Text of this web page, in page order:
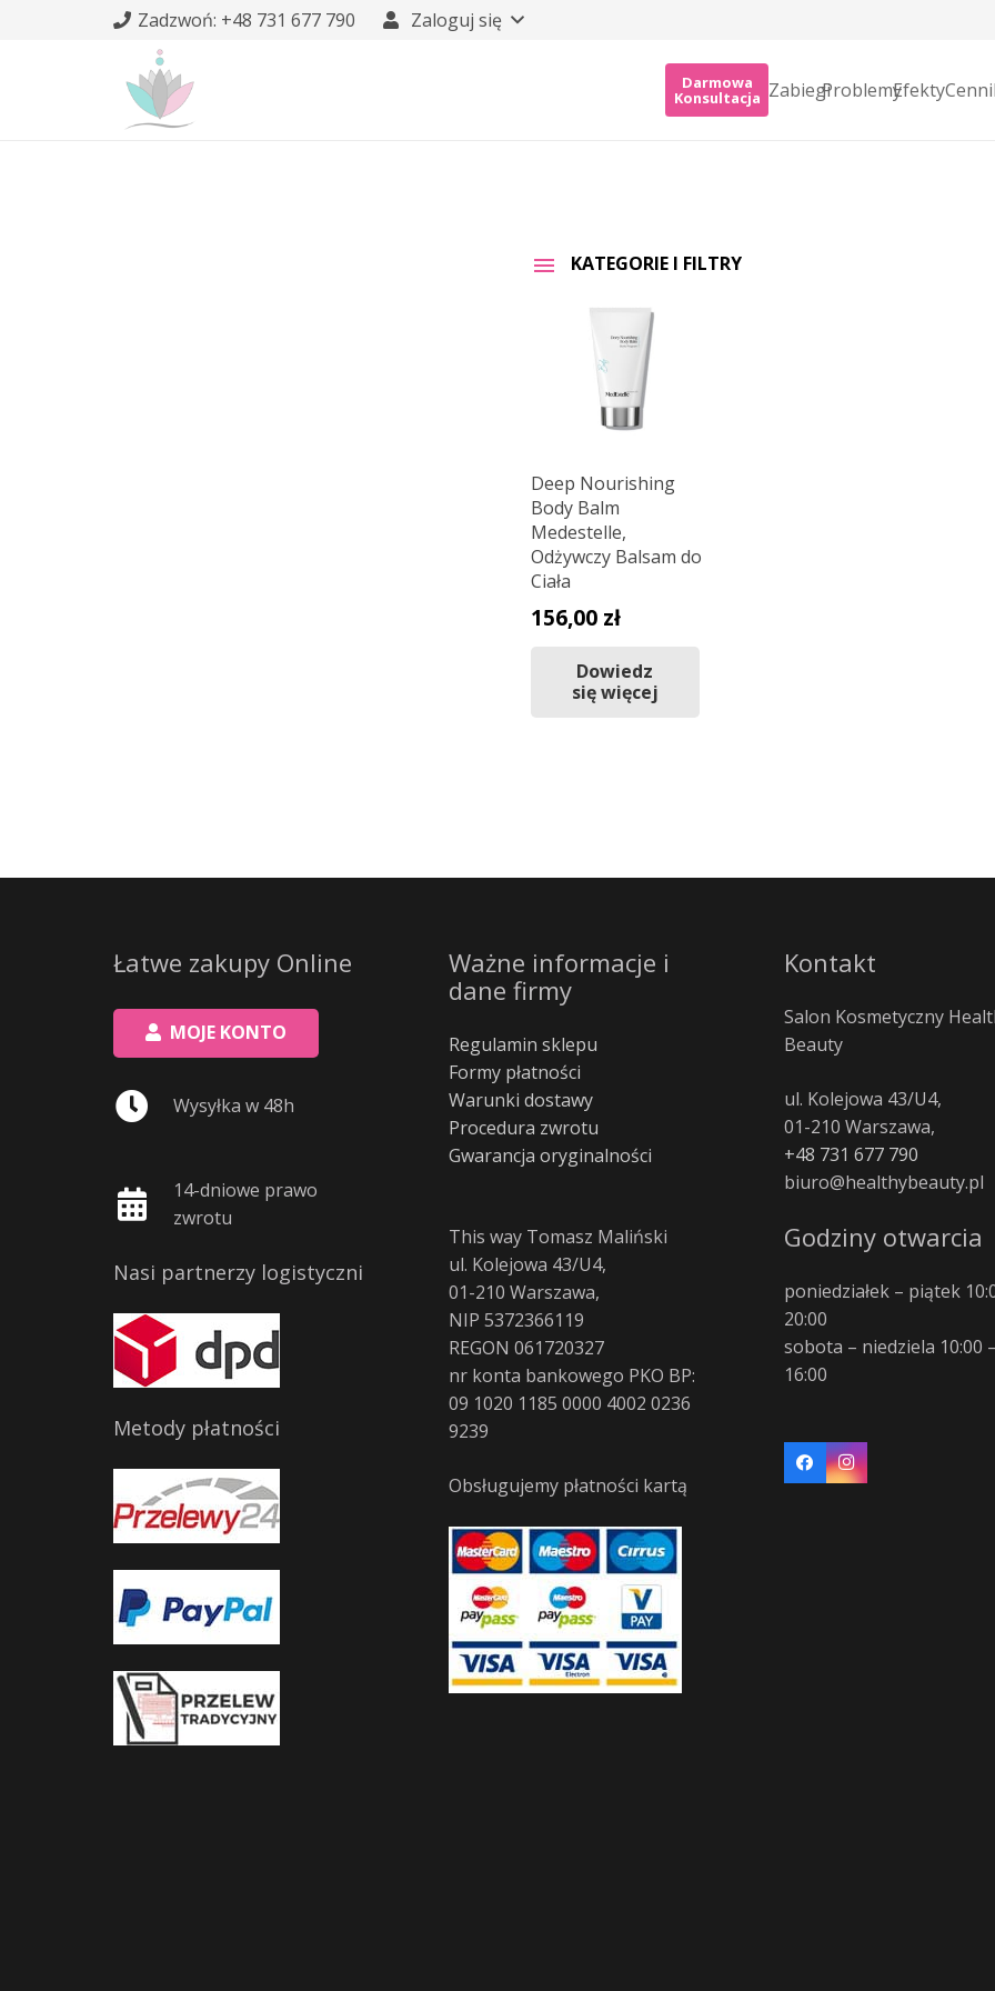
Zadzwoń: +48 731 677 790 Zaloguj się
Darmowa
Konsultacja ZabiegiProblemyEfekty
KATEGORIE I FILTRY
Deep Nourishing
Body Balm
Medestelle,
Odżywczy Balsam do
Ciała
156,00 zł
Dowiedz
się więcej
Łatwe zakupy Online
MOJE KONTO
Wysyłka w 48h
14-dniowe prawo
zwrotu
Nasi partnerzy logistyczni
Metody płatności
Ważne informacje i
dane firmy
Regulamin sklepu
Formy płatności
Warunki dostawy
Procedura zwrotu
Gwarancja oryginalności
This way Tomasz Maliński
ul. Kolejowa 43/U4,
01-210 Warszawa,
NIP 5372366119
REGON 061720327
nr konta bankowego PKO BP:
09 1020 1185 0000 4002 0236
9239
Obsługujemy płatności kartą
Kontakt
Salon Kosmetyczny
Beauty
ul. Kolejowa 43/U4,
01-210 Warszawa,
+48 731 677 790
biuro@healthybeauty.pl
Godziny otwarcia
poniedziałek – piątek
20:00
sobota – niedziela 10:00 –
16:00